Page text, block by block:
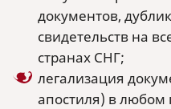
документов,
свидетельств на
странах СНГ;
легализация
апостиля) в любом